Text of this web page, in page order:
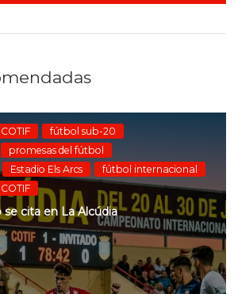
fútbol sub-20
promesas del fútbol
Estadio Els Arcs
fútbol internacional
COTIF
cita en La Alcúdia